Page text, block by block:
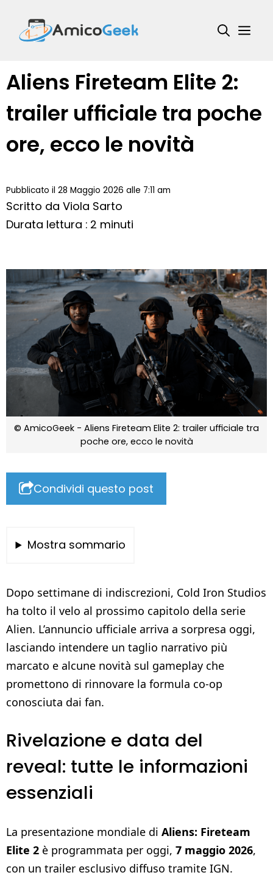
contenuto
Aliens Fireteam Elite 2:
trailer ufficiale tra poche
ore, ecco le novità
Pubblicato il 28 Maggio 2026 alle 7:11 am
Scritto da Viola Sarto
Durata lettura : 2 minuti
© AmicoGeek - Aliens Fireteam Elite 2: trailer ufficiale tra
poche ore, ecco le novità
Condividi questo post
Mostra sommario
Dopo settimane di indiscrezioni, Cold Iron Studios
ha tolto il velo al prossimo capitolo della serie
Alien. L’annuncio ufficiale arriva a sorpresa oggi,
lasciando intendere un taglio narrativo più
marcato e alcune novità sul gameplay che
promettono di rinnovare la formula co-op
conosciuta dai fan.
Rivelazione e data del
reveal: tutte le informazioni
essenziali
La presentazione mondiale di Aliens: Fireteam
Elite 2 è programmata per oggi, 7 maggio 2026,
con un trailer esclusivo diffuso tramite IGN.